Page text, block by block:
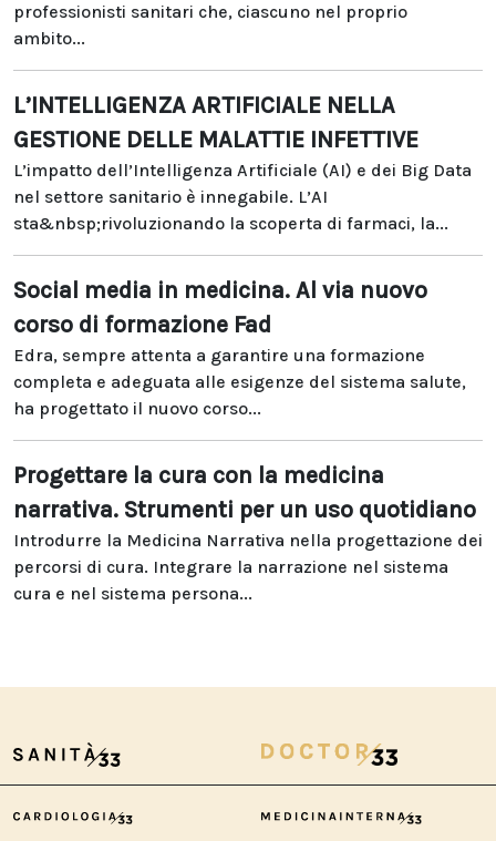
professionisti sanitari che, ciascuno nel proprio
ambito...
L’INTELLIGENZA ARTIFICIALE NELLA
GESTIONE DELLE MALATTIE INFETTIVE
L’impatto dell’Intelligenza Artificiale (AI) e dei Big Data
nel settore sanitario è innegabile. L’AI
sta&nbsp;rivoluzionando la scoperta di farmaci, la...
Social media in medicina. Al via nuovo
corso di formazione Fad
Edra, sempre attenta a garantire una formazione
completa e adeguata alle esigenze del sistema salute,
ha progettato il nuovo corso...
Progettare la cura con la medicina
narrativa. Strumenti per un uso quotidiano
Introdurre la Medicina Narrativa nella progettazione dei
percorsi di cura. Integrare la narrazione nel sistema
cura e nel sistema persona...